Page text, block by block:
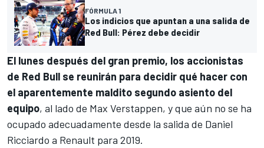
FÓRMULA 1
Los indicios que apuntan a una salida de
Red Bull: Pérez debe decidir
El lunes después del gran premio, los accionistas
de Red Bull se reunirán para decidir qué hacer con
el aparentemente maldito segundo asiento del
equipo, al lado de Max Verstappen, y que aún no se ha
ocupado adecuadamente desde la salida de Daniel
Ricciardo a Renault para 2019.